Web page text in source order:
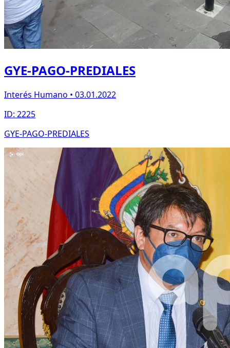
GYE-PAGO-PREDIALES
Interés Humano • 03.01.2022
ID: 2225
GYE-PAGO-PREDIALES